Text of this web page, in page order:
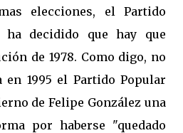
elecciones, el Partido
ha decidido que hay que
de 1978. Como digo, no
en 1995 el Partido Popular
de Felipe González una
por haberse "quedado